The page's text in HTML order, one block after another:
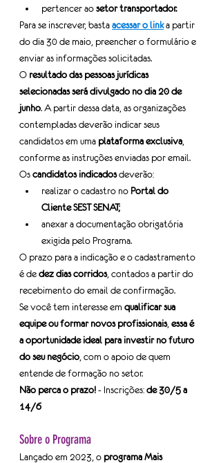
pertencer ao setor transportador.
Para se inscrever, basta acessar o link a partir
do dia 30 de maio, preencher o formulário e
enviar as informações solicitadas.
O resultado das pessoas jurídicas
selecionadas será divulgado no dia 20 de
junho. A partir dessa data, as organizações
contempladas deverão indicar seus
candidatos em uma plataforma exclusiva
conforme as instruções enviadas por email.
Os candidatos indicados deverão:
realizar o cadastro no Portal do
Cliente SEST SENAT;
anexar a documentação obrigatória
exigida pelo Programa.
O prazo para a indicação e o cadastramento
é de dez dias corridos, contados a partir do
recebimento do email de confirmação.
Se você tem interesse em qualificar sua
equipe ou formar novos profissionais, essa é
a oportunidade ideal para investir no futuro
do seu negócio , com o apoio de quem
entende de formação no setor.
Não perca o prazo! - Inscrições: de 30/5 a
14/6
Sobre o Programa
Lançado em 2023, o programa Mais